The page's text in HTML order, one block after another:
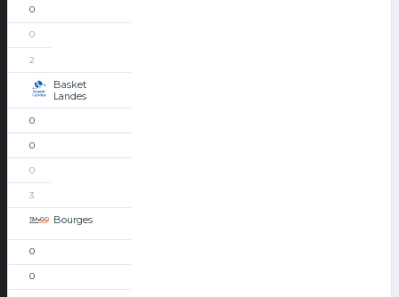
0
0
2
Basket
Landes
0
0
0
3
Bourges
0
0